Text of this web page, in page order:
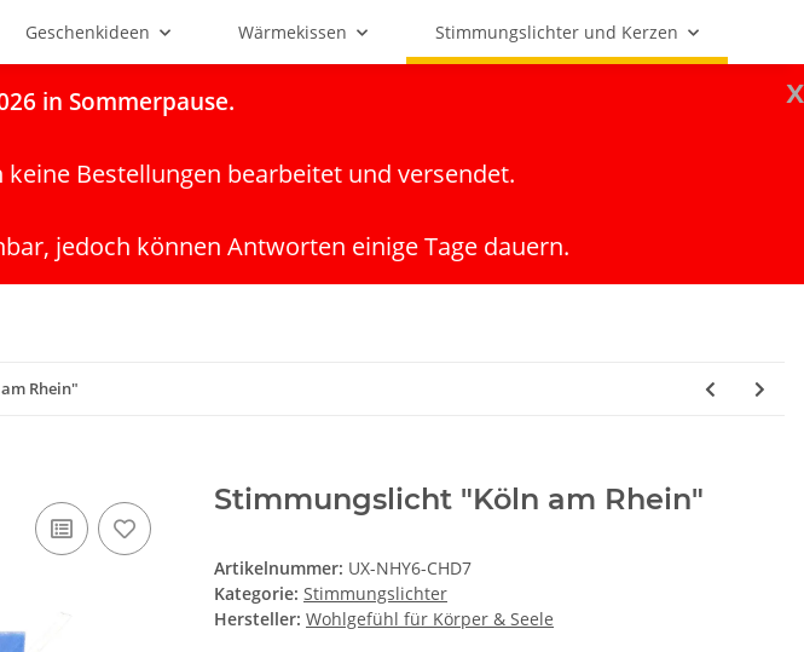
Geschenkideen Wärmekissen Stimmungslichter und Kerzen
x
in Sommerpause.
Bestellungen bearbeitet und versendet.
jedoch können Antworten einige Tage dauern.
Rhein"
Stimmungslicht "Köln am Rhein"
Artikelnummer: UX-NHY6-CHD7
Kategorie: Stimmungslichter
Hersteller: Wohlgefühl für Körper & Seele